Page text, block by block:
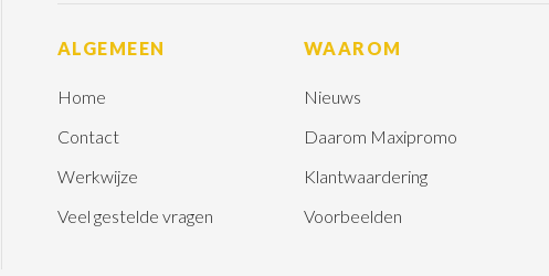
ALGEMEEN
Home
Contact
Werkwijze
Veel gestelde vragen
WAAROM
Nieuws
Daarom Maxipromo
Klantwaardering
Voorbeelden